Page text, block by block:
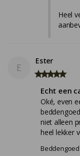
Heel
E
Ester
Echt een
Oké, even
niet alleen
heel lekker